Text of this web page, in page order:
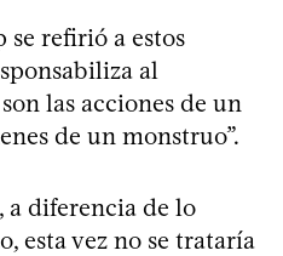
se refirió a estos
al
las acciones de un
de un monstruo”.
a diferencia de lo
esta vez no se trataría